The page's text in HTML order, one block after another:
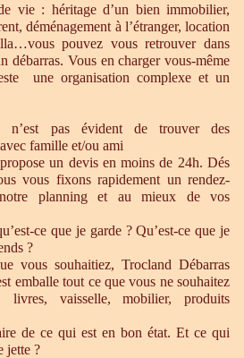
vie : héritage d’un bien immobilier,
déménagement à l’étranger, location
pouvez vous retrouver dans
débarras. Vous en charger vous-même
une organisation complexe et un
pas évident de trouver des
famille et/ou ami
un devis en moins de 24h. Dés
vous fixons rapidement un rendez-
planning et au mieux de vos
ce que je garde ? Qu’est-ce que je
?
vous souhaitiez, Trocland Débarras
emballe tout ce que vous ne souhaitez
livres, vaisselle, mobilier, produits
de ce qui est en bon état. Et ce qui
jette ?